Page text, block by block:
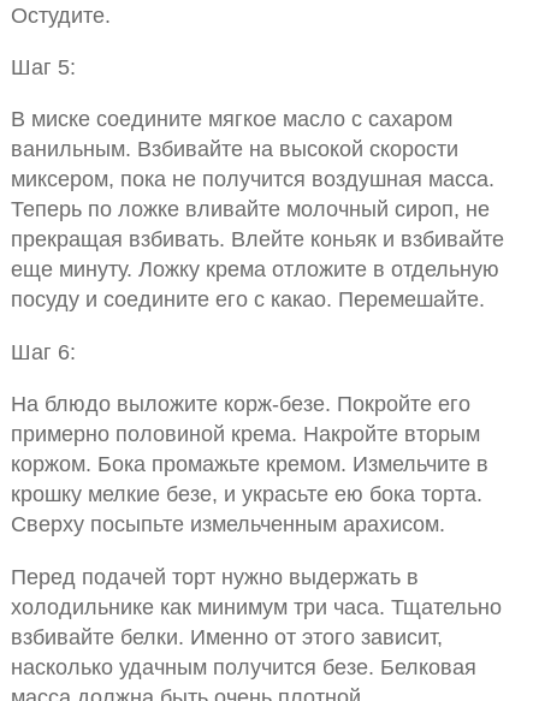
Остудите.
Шаг 5:
В миске соедините мягкое масло с сахаром
ванильным. Взбивайте на высокой скорости
миксером, пока не получится воздушная масса.
Теперь по ложке вливайте молочный сироп, не
прекращая взбивать. Влейте коньяк и взбивайте
еще минуту. Ложку крема отложите в отдельную
посуду и соедините его с какао. Перемешайте.
Шаг 6:
На блюдо выложите корж-безе. Покройте его
примерно половиной крема. Накройте вторым
коржом. Бока промажьте кремом. Измельчите в
крошку мелкие безе, и украсьте ею бока торта.
Сверху посыпьте измельченным арахисом.
Перед подачей торт нужно выдержать в
холодильнике как минимум три часа. Тщательно
взбивайте белки. Именно от этого зависит,
насколько удачным получится безе. Белковая